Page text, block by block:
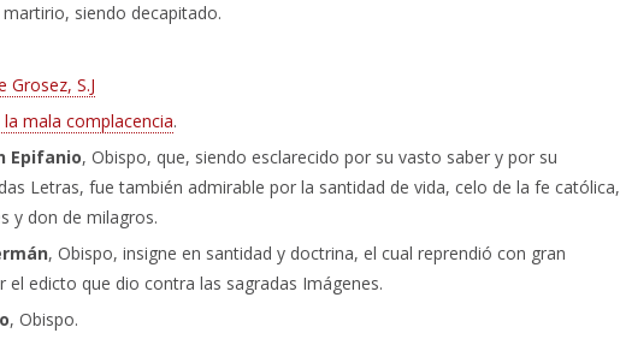
siendo decapitado.
Grosez, S.J
mala complacencia.
Epifanio, Obispo, que, siendo esclarecido por su vasto saber y por su
Letras, fue también admirable por la santidad de vida, celo de la fe católica,
y don de milagros.
, Obispo, insigne en santidad y doctrina, el cual reprendió con gran
el edicto que dio contra las sagradas Imágenes.
, Obispo.